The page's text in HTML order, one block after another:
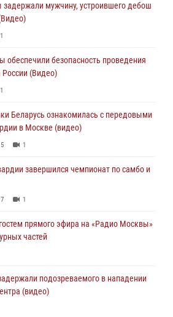
мужчину, устроившего дебош
1
обеспечили безопасность проведения
России (Видео)
1
Беларусь ознакомилась с передовыми
в Москве (видео)
5 1
завершился чемпионат по самбо и
7 1
прямого эфира на «Радио Москвы»
частей
подозреваемого в нападении
(видео)